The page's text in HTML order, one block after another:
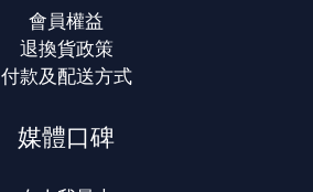
會員權益
退換貨政策
付款及配送方式
媒體口碑